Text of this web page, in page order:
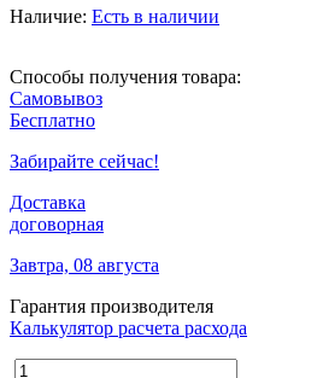
Наличие: Есть в наличии
Способы получения товара:
Самовывоз
Бесплатно
Забирайте сейчас!
Доставка
договорная
Завтра, 08 августа
Гарантия производителя
Калькулятор расчета расхода